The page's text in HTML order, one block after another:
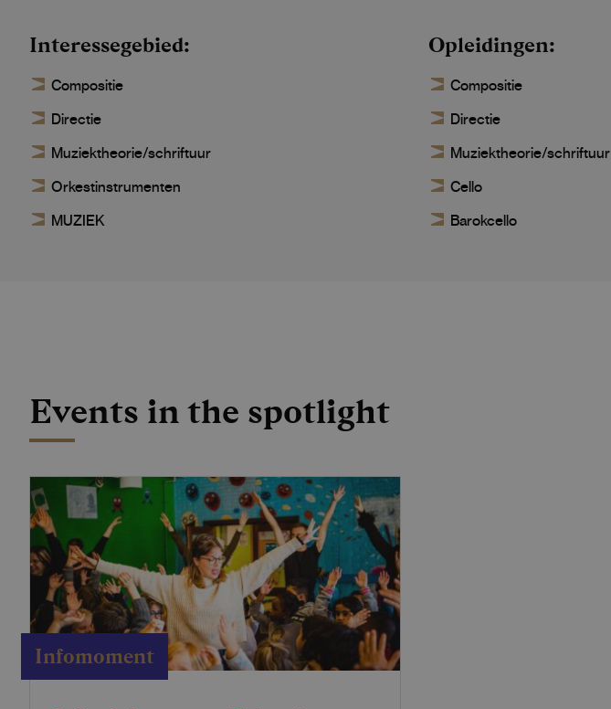
Interessegebied
Compositie
Directie
Muziektheorie/schriftuur
Orkestinstrumenten
MUZIEK
Opleidingen
Compositie
Directie
Muziektheorie/schriftuur
Cello
Barokcello
Events in the spotlight
Infomoment